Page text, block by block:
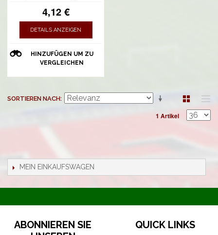
4,12 €
DETAILS ANZEIGEN
HINZUFÜGEN UM ZU
VERGLEICHEN
SORTIEREN NACH
1 Artikel
MEIN EINKAUFSWAGEN
ABONNIEREN SIE
QUICK LINKS